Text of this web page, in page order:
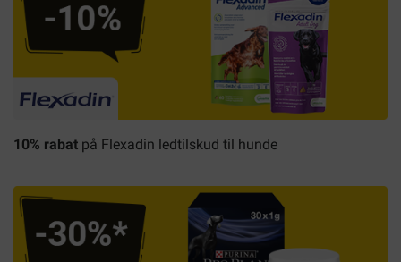
10% rabat på Flexadin ledtilskud til hunde